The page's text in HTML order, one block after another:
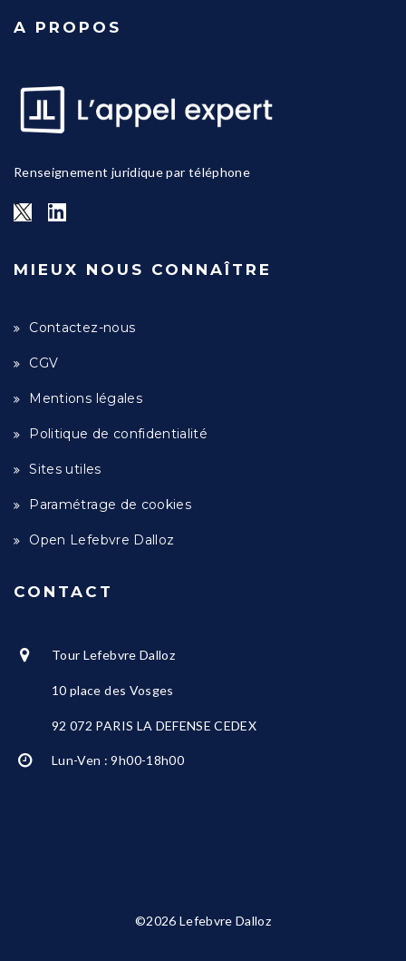
A PROPOS
Renseignement juridique par téléphone
MIEUX NOUS CONNAÎTRE
Contactez-nous
CGV
Mentions légales
Politique de confidentialité
Sites utiles
Paramétrage de cookies
Open Lefebvre Dalloz
CONTACT
Tour Lefebvre Dalloz
10 place des Vosges
92 072 PARIS LA DEFENSE CEDEX
Lun-Ven : 9h00-18h00
©2026 Lefebvre Dalloz